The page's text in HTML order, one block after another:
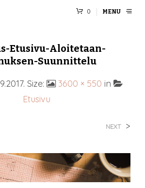
0 MENU
Etusivu-Aloitetaan-
Suunnittelu
. Size: 3600 × 550 in
Etusivu
NEXT >